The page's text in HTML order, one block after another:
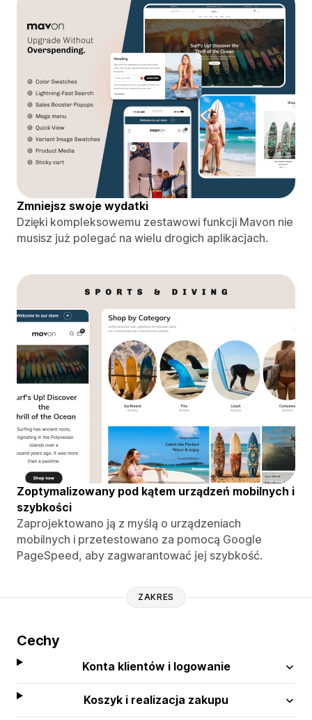
Zmniejsz swoje wydatki
Dzięki kompleksowemu zestawowi funkcji Mavon nie
musisz już polegać na wielu drogich aplikacjach.
Zoptymalizowany pod kątem urządzeń mobilnych i
szybkości
Zaprojektowano ją z myślą o urządzeniach
mobilnych i przetestowano za pomocą Google
PageSpeed, aby zagwarantować jej szybkość.
ZAKRES
Cechy
Konta klientów i logowanie
Koszyk i realizacja zakupu